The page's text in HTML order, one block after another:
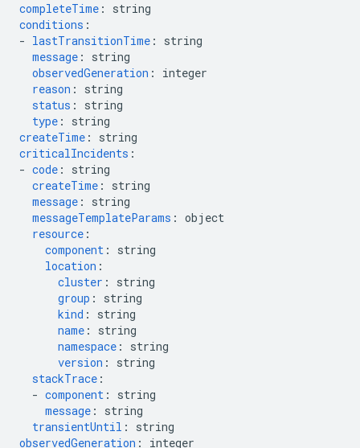
completeTime :
string
conditions :
- lastTransitionTime :
string
message :
string
observedGeneration :
integer
reason :
string
status :
string
type :
string
createTime :
string
criticalIncidents :
- code :
string
createTime :
string
message :
string
messageTemplateParams : object
resource :
component :
string
location :
cluster :
string
group :
string
kind :
string
name :
string
namespace :
string
version :
string
stackTrace :
- component :
string
message :
string
transientUntil :
string
observedGeneration :
integer